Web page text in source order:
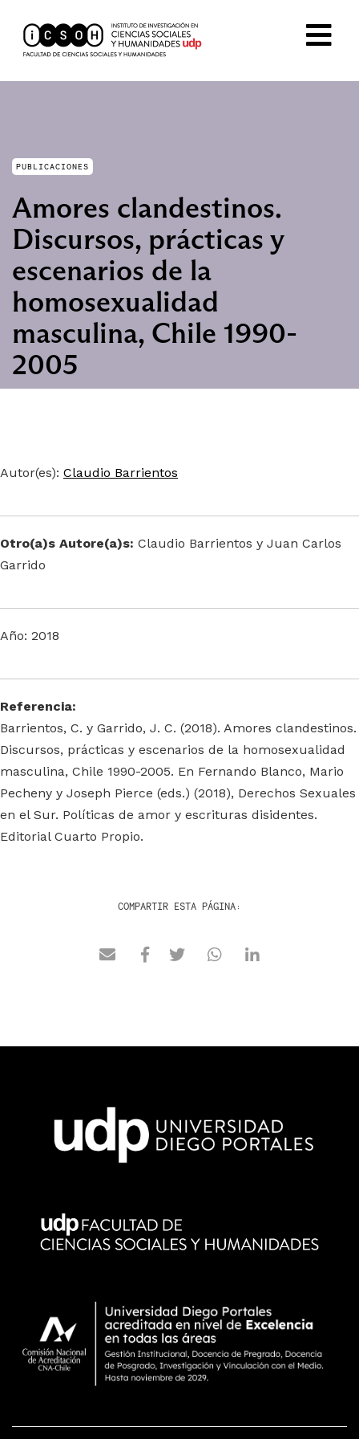
PUBLICACIONES
Amores clandestinos.
Discursos, prácticas y
escenarios de la
homosexualidad
masculina, Chile 1990-
2005
Autor(es): Claudio Barrientos
Otro(a)s Autore(a)s: Claudio Barrientos y Juan Carlos
Garrido
Año: 2018
Referencia:
Barrientos, C. y Garrido, J. C. (2018). Amores clandestinos.
Discursos, prácticas y escenarios de la homosexualidad
masculina, Chile 1990-2005. En Fernando Blanco, Mario
Pecheny y Joseph Pierce (eds.) (2018), Derechos Sexuales
en el Sur. Políticas de amor y escrituras disidentes.
Editorial Cuarto Propio.
COMPARTIR ESTA PÁGINA: